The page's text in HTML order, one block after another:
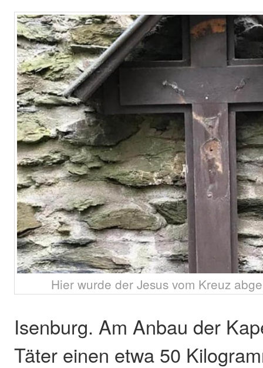
Hier wurde der Jesus vom Kreuz
Isenburg. Am Anbau der
Täter einen etwa 50